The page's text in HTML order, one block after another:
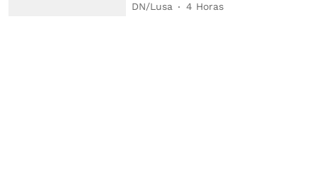
DN/Lusa 4 Horas